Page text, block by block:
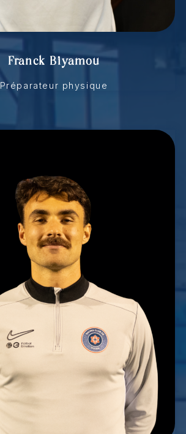
Franck Biyamou
Préparateur physique